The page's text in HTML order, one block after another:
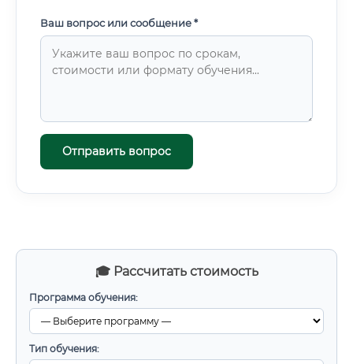
🎓 Рассчитать стоимость
Программа обучения:
Тип обучения:
Ваш вопрос или сообщение *
Отправить вопрос